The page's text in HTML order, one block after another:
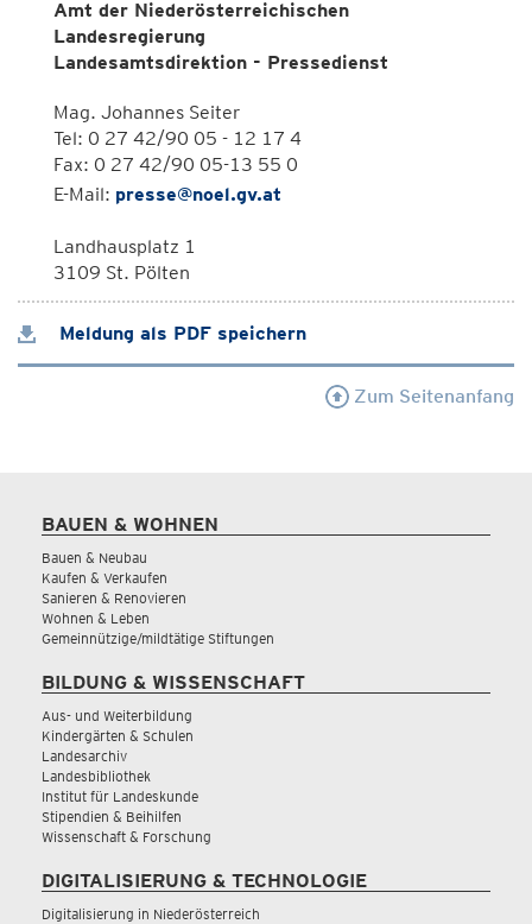
Amt der Niederösterreichischen
Landesregierung
Landesamtsdirektion - Pressedienst
Mag. Johannes Seiter
Tel: 0 27 42/90 05 - 12 17 4
Fax: 0 27 42/90 05-13 55 0
E-Mail: presse@noel.gv.at
Landhausplatz 1
3109 St. Pölten
Meldung als PDF speichern
Zum Seitenanfang
BAUEN & WOHNEN
Bauen & Neubau
Kaufen & Verkaufen
Sanieren & Renovieren
Wohnen & Leben
Gemeinnützige/mildtätige Stiftungen
BILDUNG & WISSENSCHAFT
Aus- und Weiterbildung
Kindergärten & Schulen
Landesarchiv
Landesbibliothek
Institut für Landeskunde
Stipendien & Beihilfen
Wissenschaft & Forschung
DIGITALISIERUNG & TECHNOLOGIE
Digitalisierung in Niederösterreich